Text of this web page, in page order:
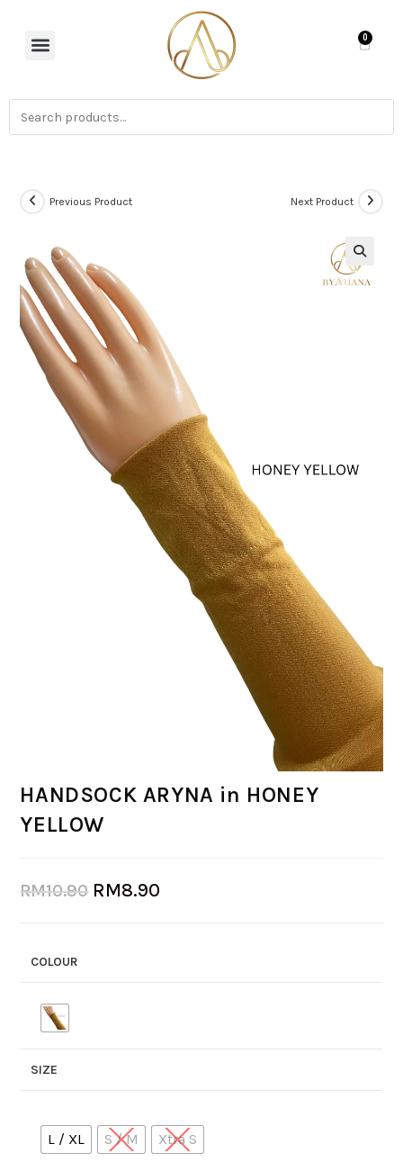
0
Previous Product Next Product
HANDSOCK ARYNA in HONEY
YELLOW
RM10.90 RM8.90
COLOUR
SIZE
L / XL S / M Xtra S